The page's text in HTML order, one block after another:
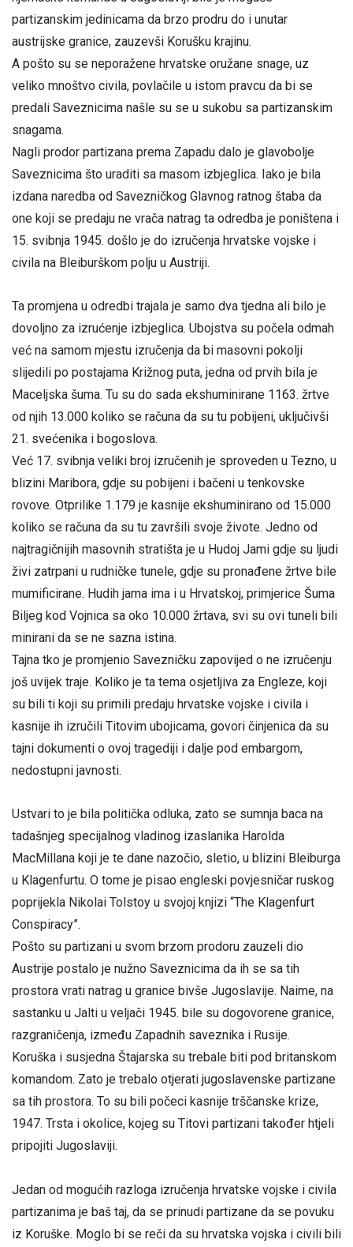
partizanskim jedinicama da brzo prodru do i unutar
austrijske granice, zauzevši Korušku krajinu.
A pošto su se neporažene hrvatske oružane snage, uz
veliko mnoštvo civila, povlačile u istom pravcu da bi se
predali Saveznicima našle su se u sukobu sa partizanskim
snagama.
Nagli prodor partizana prema Zapadu dalo je glavobolje
Saveznicima što uraditi sa masom izbjeglica. Iako je bila
izdana naredba od Savezničkog Glavnog ratnog štaba da
one koji se predaju ne vrača natrag ta odredba je poništena i
15. svibnja 1945. došlo je do izručenja hrvatske vojske i
civila na Bleiburškom polju u Austriji.
Ta promjena u odredbi trajala je samo dva tjedna ali bilo je
dovoljno za izrućenje izbjeglica. Ubojstva su počela odmah
već na samom mjestu izručenja da bi masovni pokolji
slijedili po postajama Križnog puta, jedna od prvih bila je
Maceljska šuma. Tu su do sada ekshuminirane 1163. žrtve
od njih 13.000 koliko se računa da su tu pobijeni, uključivši
21. svećenika i bogoslova.
Već 17. svibnja veliki broj izručenih je sproveden u Tezno, u
blizini Maribora, gdje su pobijeni i bačeni u tenkovske
rovove. Otprilike 1.179 je kasnije ekshuminirano od 15.000
koliko se računa da su tu završili svoje živote. Jedno od
najtragičnijih masovnih stratišta je u Hudoj Jami gdje su ljudi
živi zatrpani u rudničke tunele, gdje su pronađene žrtve bile
mumificirane. Hudih jama ima i u Hrvatskoj, primjerice Šuma
Biljeg kod Vojnica sa oko 10.000 žrtava, svi su ovi tuneli bili
minirani da se ne sazna istina.
Tajna tko je promjenio Savezničku zapovijed o ne izručenju
još uvijek traje. Koliko je ta tema osjetljiva za Engleze, koji
su bili ti koji su primili predaju hrvatske vojske i civila i
kasnije ih izručili Titovim ubojicama, govori činjenica da su
tajni dokumenti o ovoj tragediji i dalje pod embargom,
nedostupni javnosti.
Ustvari to je bila politička odluka, zato se sumnja baca na
tadašnjeg specijalnog vladinog izaslanika Harolda
MacMillana koji je te dane nazočio, sletio, u blizini Bleiburga
u Klagenfurtu. O tome je pisao engleski povjesničar ruskog
poprijekla Nikolai Tolstoy u svojoj knjizi “The Klagenfurt
Conspiracy”.
Pošto su partizani u svom brzom prodoru zauzeli dio
Austrije postalo je nužno Saveznicima da ih se sa tih
prostora vrati natrag u granice bivše Jugoslavije. Naime, na
sastanku u Jalti u veljači 1945. bile su dogovorene granice,
razgraničenja, između Zapadnih saveznika i Rusije.
Koruška i susjedna Štajarska su trebale biti pod britanskom
komandom. Zato je trebalo otjerati jugoslavenske partizane
sa tih prostora. To su bili počeci kasnije trščanske krize,
1947. Trsta i okolice, kojeg su Titovi partizani također htjeli
pripojiti Jugoslaviji.
Jedan od mogućih razloga izručenja hrvatske vojske i civila
partizanima je baš taj, da se prinudi partizane da se povuku
iz Koruške. Moglo bi se reči da su hrvatska vojska i civili bili